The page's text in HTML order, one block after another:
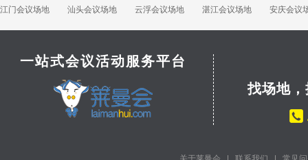
江门会议场地
汕头会议场地 云浮会议场地 湛江会议场地 安庆会议
一站式会议活动服务平台
找场地